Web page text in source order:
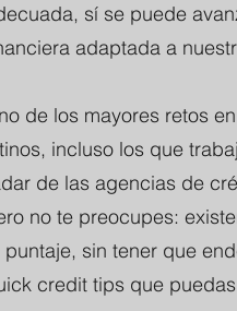
sí se puede
adaptada a
de los mayores retos
incluso los que
de las agencias de
no te preocupes:
puntaje, sin tener que
credit tips que